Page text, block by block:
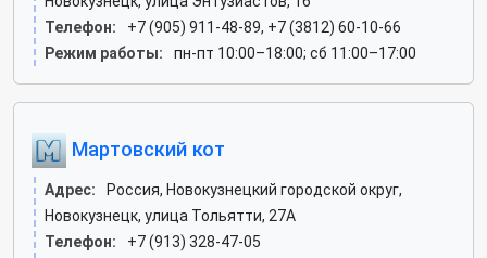
Телефон:
+7 (905) 911-48-89, +7 (3812) 60-10-66
Режим работы:
пн-пт 10:00–18:00; сб 11:00–17:00
Мартовский кот
Адрес:
Россия, Новокузнецкий городской округ,
Новокузнецк, улица Тольятти, 27А
Телефон:
+7 (913) 328-47-05